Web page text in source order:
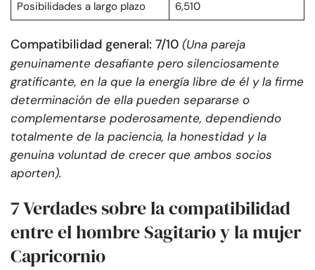
Posibilidades a largo plazo
6,510
Compatibilidad general: 7/10 (Una pareja
genuinamente desafiante pero silenciosamente
gratificante, en la que la energía libre de él y la firme
determinación de ella pueden separarse o
complementarse poderosamente, dependiendo
totalmente de la paciencia, la honestidad y la
genuina voluntad de crecer que ambos socios
aporten).
7 Verdades sobre la compatibilidad
entre el hombre Sagitario y la mujer
Capricornio